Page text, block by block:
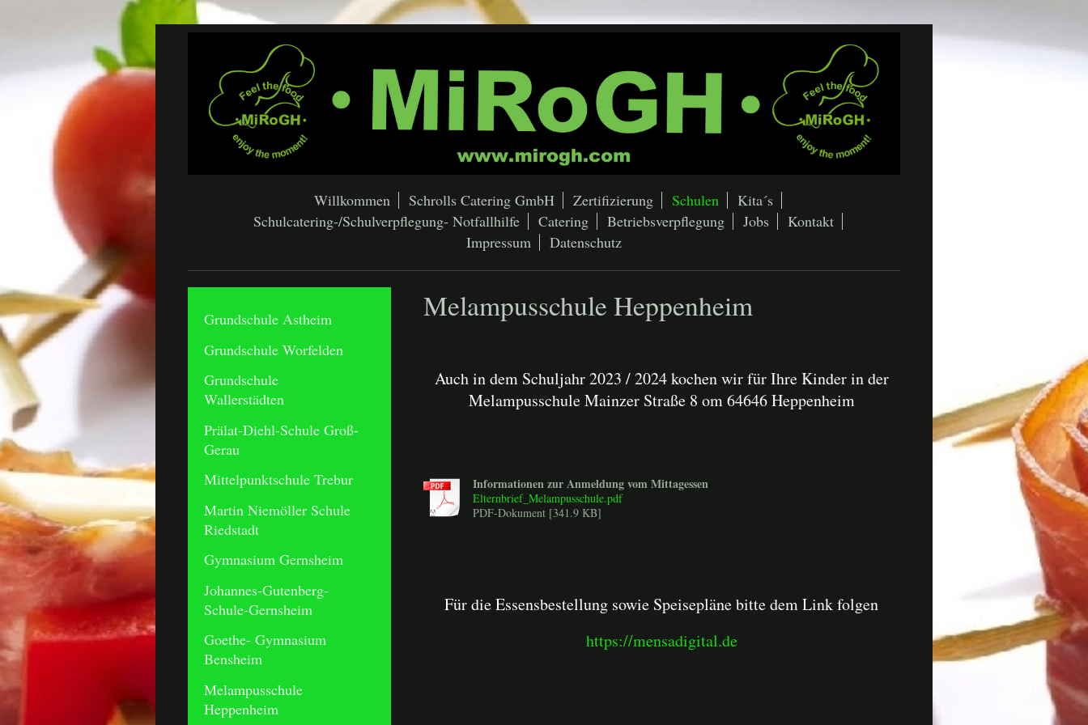
Willkommen Schrolls Catering GmbH Zertifizierung Schulen
Kita´s
Schulcatering-/Schulverpflegung- Notfallhilfe
Catering Betriebsverpflegung Jobs
Kontakt
Impressum
Datenschutz
Melampusschule Heppenheim
Auch in dem Schuljahr 2023 / 2024 kochen wir für Ihre Kinder in der
Melampusschule Mainzer Straße 8 om 64646 Heppenheim
Informationen zur Anmeldung vom Mittagessen
Elternbrief_Melampusschule.pdf
PDF-Dokument [341.9 KB]
Für die Essensbestellung sowie Speisepläne bitte dem Link folgen
https://mensadigital.de
Grundschule Astheim
Grundschule Worfelden
Grundschule
Wallerstädten
Prälat-Diehl-Schule Groß-
Gerau
Mittelpunktschule Trebur
Martin Niemöller Schule
Riedstadt
Gymnasium Gernsheim
Johannes-Gutenberg-
Schule-Gernsheim
Goethe- Gymnasium
Bensheim
Melampusschule
Heppenheim